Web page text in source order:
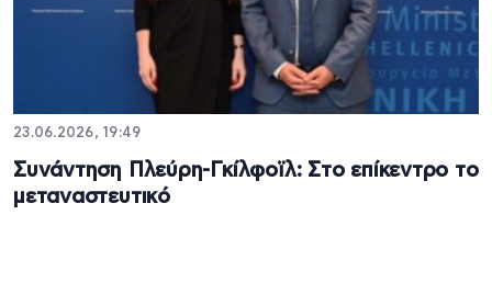
23.06.2026, 19:49
Συνάντηση Πλεύρη-Γκίλφοϊλ: Στο επίκεντρο το
μεταναστευτικό